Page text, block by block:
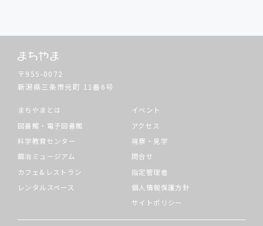
〒955-0072
新潟県三条市元町 11番6号
まちやまとは
図書館・電子図書館
科学教育センター
鍛冶ミュージアム
カフェ&レストラン
レンタルスペース
イベント
アクセス
視察・見学
問合せ
指定管理者
個人情報保護方針
サイトポリシー